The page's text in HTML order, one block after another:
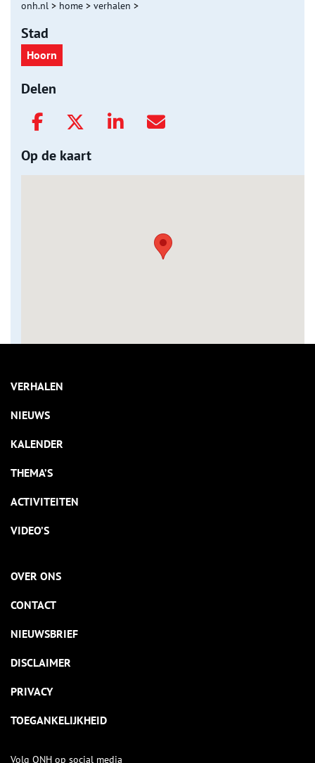
onh.nl > home > verhalen >
Stad
Hoorn
Delen
Op de kaart
VERHALEN
NIEUWS
KALENDER
THEMA’S
ACTIVITEITEN
VIDEO’S
OVER ONS
CONTACT
NIEUWSBRIEF
DISCLAIMER
PRIVACY
TOEGANKELIJKHEID
Volg ONH op social media